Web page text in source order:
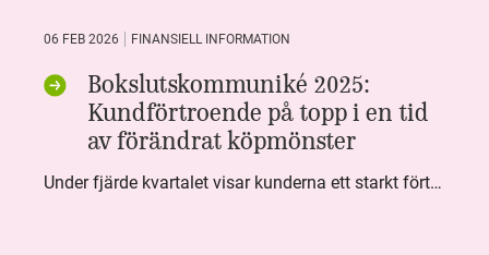
06 FEB 2026 FINANSIELL INFORMATION
Bokslutskommuniké 2025:
Kundförtroende på topp i en tid
av förändrat köpmönster
Under fjärde kvartalet visar kunderna ett starkt förtroende för Systembolaget. Nöjd Kund Index (NKI) når en ny rekordnivå och bidrar till att även helåret avslutar starkt. Arbetet med ansvarsfull försäljning ger tydliga resultat där ålderskontroller når sina högsta nivåer någonsin. Samtidigt fortsätter kundernas val att förändras. Allt fler väljer öl och drycker med lägre alkoholhalt. Vi ser också en lägre försäljningsvolym under kvartalet, en utveckling som ligger i linje med den långsiktiga minskningen i alkoholkonsumtionen i Sverige. De officiella konsumtionssiffrorna från CAN för 2025 kommer först under våren men försäljningssiffrorna pekar åt samma håll.